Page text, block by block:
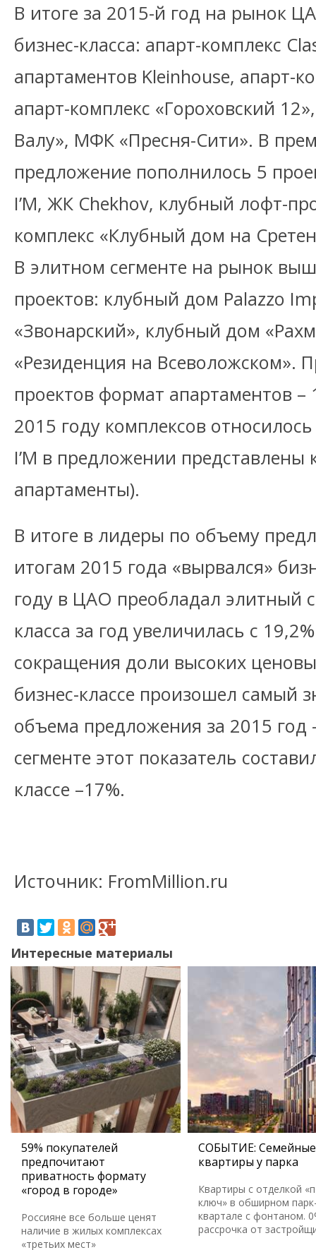
В итоге за 2015-й год на рынок
бизнес-класса: апарт-комплекс
апартаментов Kleinhouse, апарт-
апарт-комплекс «Гороховский
Валу», МФК «Пресня-Сити». В
предложение пополнилось 5
I’M, ЖК Chekhov, клубный лофт-
комплекс «Клубный дом на
В элитном сегменте на рынок
проектов: клубный дом Palazzo
«Звонарский», клубный дом
«Резиденция на Всеволожском».
проектов формат апартаментов
2015 году комплексов
I’M в предложении представлены
апартаменты).
В итоге в лидеры по объему
итогам 2015 года «вырвался»
году в ЦАО преобладал элитный
класса за год увеличилась с
сокращения доли высоких
бизнес-классе произошел самый
объема предложения за 2015 год
сегменте этот показатель
классе –17%.
Источник: FromMillion.ru
Интересные материалы
59% покупателей
предпочитают
приватность формату
«город в городе»
Россияне все больше ценят
наличие в жилых комплексах
«третьих мест»
СОБЫТИЕ: Семейные
квартиры у парка
Квартиры с отделкой
ключ» в обширном
квартале с фонтаном.
рассрочка от